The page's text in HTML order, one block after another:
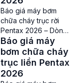
Pentax là một dòng
bơm thuộc vào phân
khúc hàng cao cấp,
được đánh giá cao về
chất lượng, độ bền
cũng như hiệu suất
làm việc, nhờ áp dụng
[…]
Báo giá máy bơm
chữa cháy trục rời
Pentax 2026 – Dòng
bơm được ưa chuộng
nhất hiện nay Giá máy
bơm chữa cháy trục
rời Pentax – Trong số
các dòng máy bơm
Báo giá máy
bơm chữa cháy
trục liền Pentax
2026